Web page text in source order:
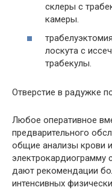
склеры с
камеры.
лоскута с
трабекулы.
Отверстие в радужке
Любое оперативное
предварительного
общие анализы крови
электрокардиограмму
дают рекомендации
интенсивных